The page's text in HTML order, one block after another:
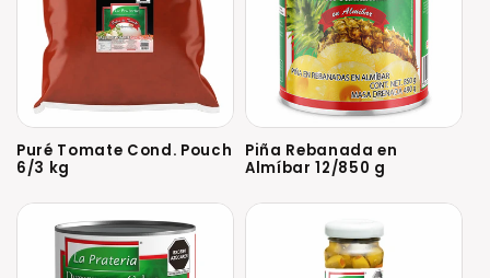
Puré Tomate Cond. Pouch
6/3 kg
Piña Rebanada en
Almíbar 12/850 g